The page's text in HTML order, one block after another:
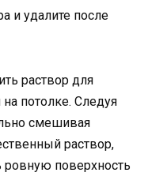
и удалите после
раствор для
потолке. Следуя
смешивая
раствор,
поверхность